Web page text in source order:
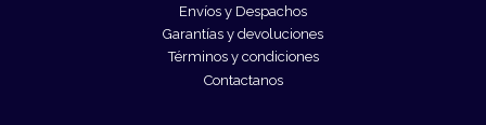
Envíos y Despachos
Garantías y devoluciones
Términos y condiciones
Contactanos